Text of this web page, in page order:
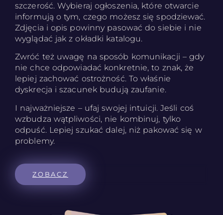
szczerość. Wybieraj ogłoszenia, które otwarcie
informują o tym, czego możesz się spodziewać.
Zdjęcia i opis powinny pasować do siebie i nie
wyglądać jak z okładki katalogu.
Zwróć też uwagę na sposób komunikacji – gdy
nie chce odpowiadać konkretnie, to znak, że
lepiej zachować ostrożność. To właśnie
dyskrecja i szacunek budują zaufanie.
I najważniejsze – ufaj swojej intuicji. Jeśli coś
wzbudza wątpliwości, nie kombinuj, tylko
odpuść. Lepiej szukać dalej, niż pakować się w
problemy.
ZOBACZ